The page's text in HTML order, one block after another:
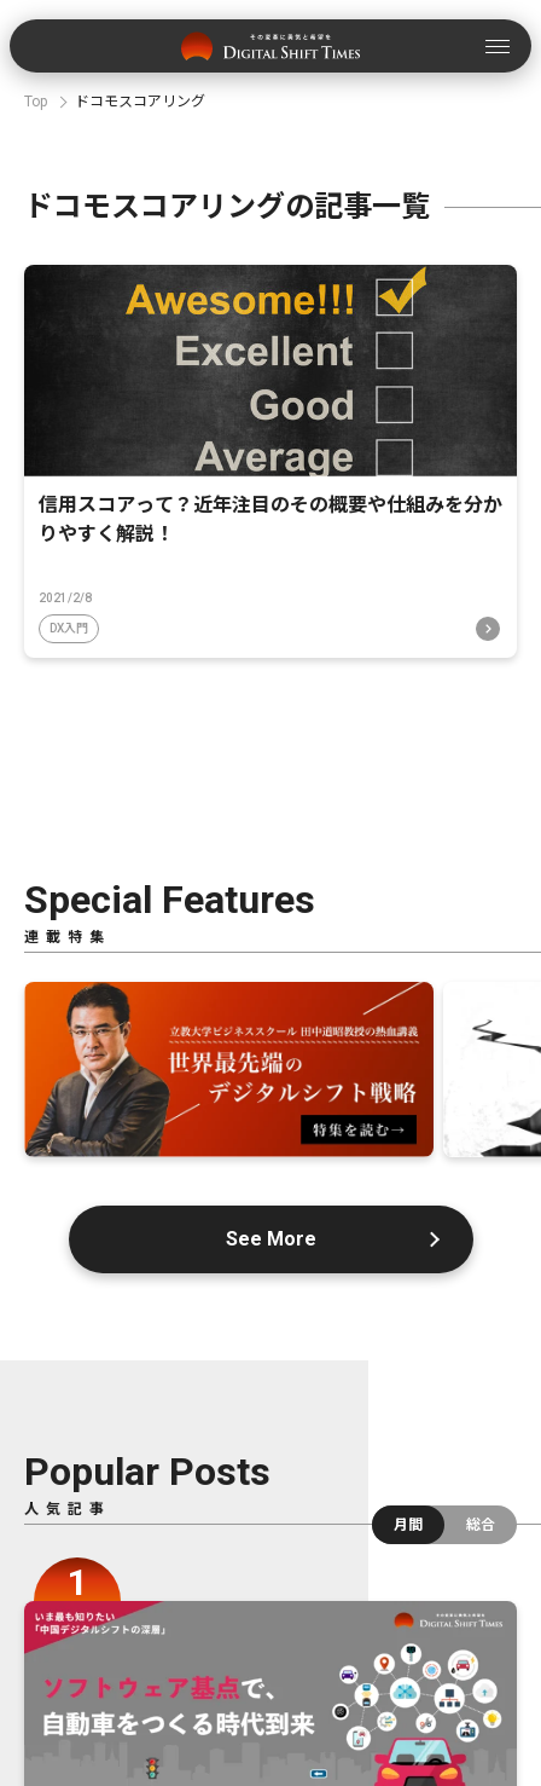
Top ドコモスコアリング
ドコモスコアリングの記事一覧
信用スコアって？近年注目のその概要や仕組みを分か
りやすく解説！
2021/2/8
DX入門
Special Features
連載特集
See More
Popular Posts
人気記事
月間
総合